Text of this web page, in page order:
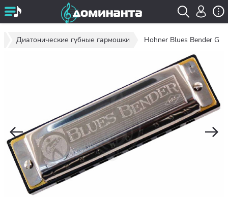
Диатонические губные гармошки Hohner Blues Bender G